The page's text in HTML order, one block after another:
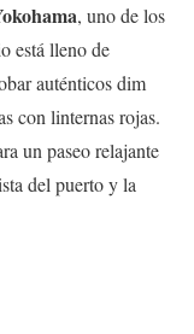
, uno de los
está lleno de
auténticos dim
con linternas rojas.
un paseo relajante
del puerto y la